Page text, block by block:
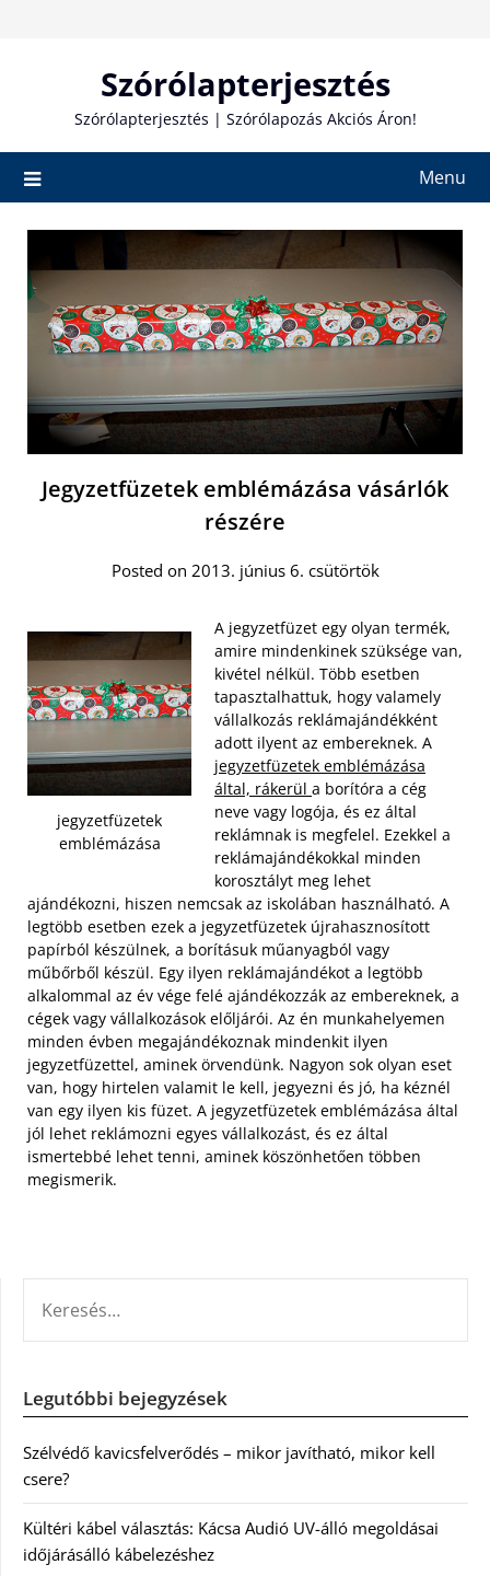
Szórólapterjesztés
Szórólapterjesztés | Szórólapozás Akciós Áron!
Menu
Jegyzetfüzetek emblémázása vásárlók
részére
Posted on 2013. június 6. csütörtök
jegyzetfüzetek
emblémázása
A jegyzetfüzet egy olyan termék,
amire mindenkinek szüksége van,
kivétel nélkül. Több esetben
tapasztalhattuk, hogy valamely
vállalkozás reklámajándékként
adott ilyent az embereknek. A
jegyzetfüzetek emblémázása
által, rákerül a borítóra a cég
neve vagy logója, és ez által
reklámnak is megfelel. Ezekkel a
reklámajándékokkal minden
korosztályt meg lehet
ajándékozni, hiszen nemcsak az iskolában használható. A
legtöbb esetben ezek a jegyzetfüzetek újrahasznosított
papírból készülnek, a borításuk műanyagból vagy
műbőrből készül. Egy ilyen reklámajándékot a legtöbb
alkalommal az év vége felé ajándékozzák az embereknek, a
cégek vagy vállalkozások előljárói. Az én munkahelyemen
minden évben megajándékoznak mindenkit ilyen
jegyzetfüzettel, aminek örvendünk. Nagyon sok olyan eset
van, hogy hirtelen valamit le kell, jegyezni és jó, ha kéznél
van egy ilyen kis füzet. A jegyzetfüzetek emblémázása által
jól lehet reklámozni egyes vállalkozást, és ez által
ismertebbé lehet tenni, aminek köszönhetően többen
megismerik.
Legutóbbi bejegyzések
Szélvédő kavicsfelverődés – mikor javítható, mikor kell
csere?
Kültéri kábel választás: Kácsa Audió UV-álló megoldásai
időjárásálló kábelezéshez